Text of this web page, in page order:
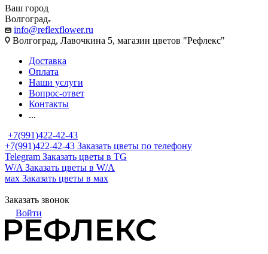
Ваш город
Волгоград
info@reflexflower.ru
Волгоград, Лавочкина 5, магазин цветов "Рефлекс"
Доставка
Оплата
Наши услуги
Вопрос-ответ
Контакты
...
+7(991)422-42-43
+7(991)422-42-43 Заказать цветы по телефону
Telegram Заказать цветы в TG
W/A Заказать цветы в W/A
мах Заказать цветы в мах
Заказать звонок
Войти